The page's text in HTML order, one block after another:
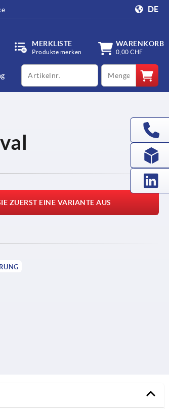
DE
MERKLISTE
Produkte merken
WARENKORB
0,00 CHF
productCode qty
ZUERST EINE VARIANTE AUS